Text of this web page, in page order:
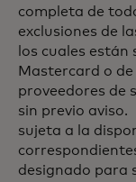
completa de
exclusiones de
los cuales
Mastercard o
proveedores de
sin previo aviso.
sujeta a la
designado para